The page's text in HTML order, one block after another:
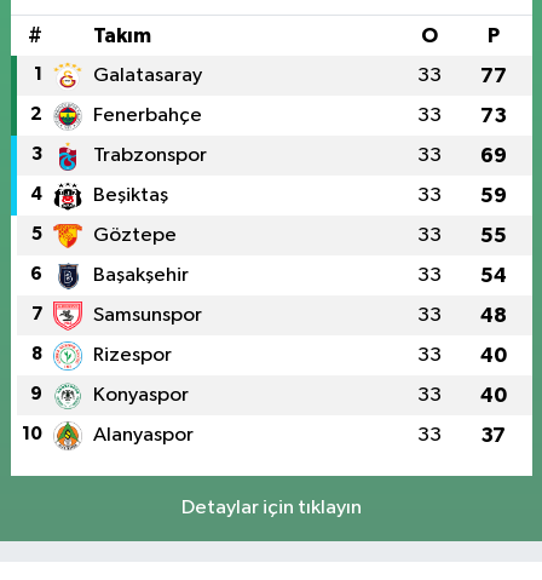
# Takım O P
1 Galatasaray 33 77
2 Fenerbahçe 33 73
3 Trabzonspor 33 69
4 Beşiktaş 33 59
5 Göztepe 33 55
6 Başakşehir 33 54
7 Samsunspor 33 48
8 Rizespor 33 40
9 Konyaspor 33 40
10 Alanyaspor 33 37
Detaylar için tıklayın